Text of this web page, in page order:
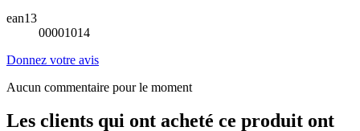
ean13
00001014
Donnez votre avis
Aucun commentaire pour le moment
Les clients qui ont acheté ce produit ont